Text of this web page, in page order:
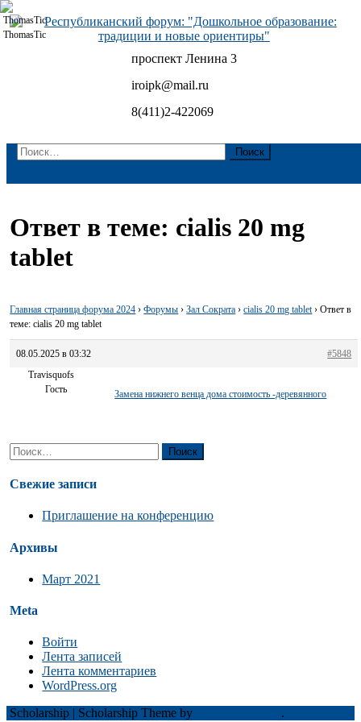
Skip
to
content
Республиканский форум: "Дошкольное образование:
традиции и новые ориентиры"
проспект Ленина 3
iroipk@mail.ru
8(411)2-422069
Найти:
Ответ в теме: cialis 20 mg
tablet
Главная страница форума 2024 › Форумы › Зал Сократа › cialis 20 mg tablet › Ответ в
теме: cialis 20 mg tablet
08.05.2025 в 03:32
#5848
Travisquofs
Гость
Замена нижнего венца дома стоимость -деревянного
Найти:
Свежие записи
Приглашение на конференцию
Архивы
Март 2021
Meta
Войти
Лента записей
Лента комментариев
WordPress.org
Scholarship
Scholarship Theme by .